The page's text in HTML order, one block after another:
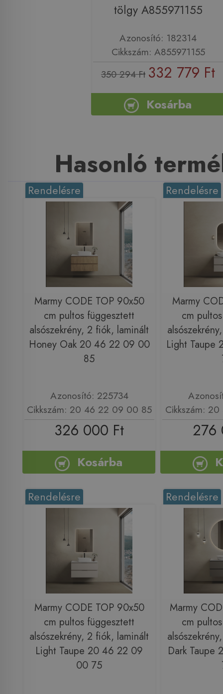
tölgy A855971155
Azonosító: 182314
Cikkszám: A855971155
350 294 Ft 332 779 Ft
Kosárba
Hasonló
Rendelésre
Marmy CODE TOP 90x50
cm pultos függesztett
alsószekrény, 2 fiók, laminált
Honey Oak 20 46 22 09 00
85
Azonosító: 225734
Cikkszám: 20 46 22 09 00 85
326 000 Ft
Kosárba
Rendelésre
Marmy
cm
Light
Cikkszám:
276
Rendelésre
Marmy CODE TOP 90x50
cm pultos függesztett
alsószekrény, 2 fiók, laminált
Light Taupe 20 46 22 09
00 75
Rendelésre
Marmy
cm
Dark Taupe